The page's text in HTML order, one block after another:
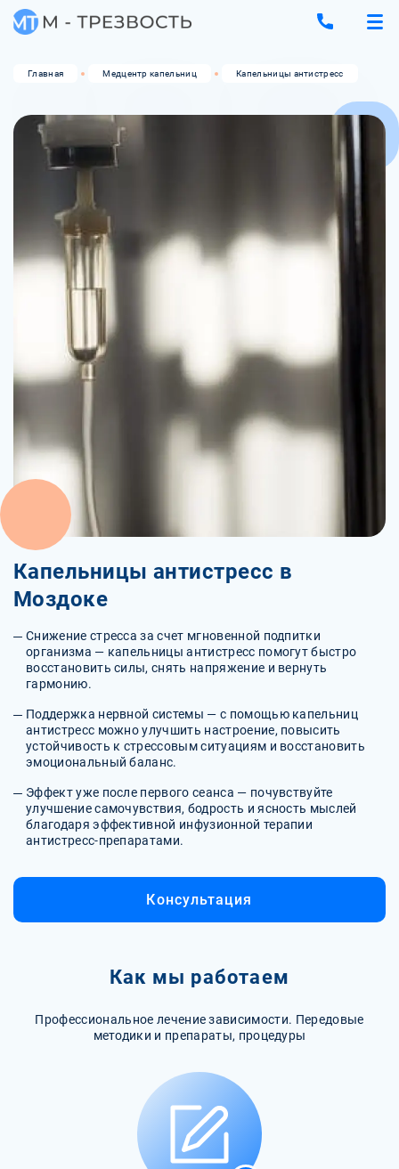
Главная Медцентр капельниц Капельницы антистресс
Капельницы антистресс в
Моздоке
Снижение стресса за счет мгновенной подпитки
организма — капельницы антистресс помогут быстро
восстановить силы, снять напряжение и вернуть
гармонию.
Поддержка нервной системы — с помощью капельниц
антистресс можно улучшить настроение, повысить
устойчивость к стрессовым ситуациям и восстановить
эмоциональный баланс.
Эффект уже после первого сеанса — почувствуйте
улучшение самочувствия, бодрость и ясность мыслей
благодаря эффективной инфузионной терапии
антистресс-препаратами.
Консультация
Как мы работаем
Профессиональное лечение зависимости. Передовые
методики и препараты, процедуры